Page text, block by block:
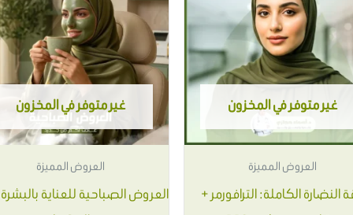
غير متوفر في المخزون
العروض المميزة
النضارة الكاملة: الترافورمر +
من
المختلفة
لهذا
يمكن
الخيارات
غير متوفر في المخزون
العروض المميزة